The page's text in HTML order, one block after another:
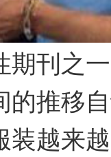
期刊之
推移
装越来